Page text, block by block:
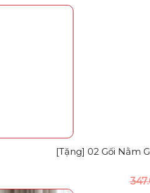
[Tặng] 02 Gối Nằm